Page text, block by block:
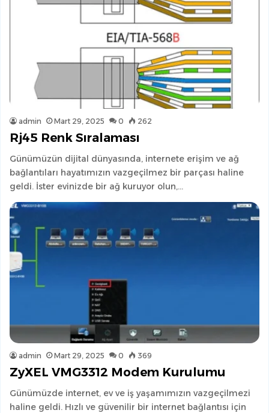
admin Mart 29, 2025 0 262
Rj45 Renk Sıralaması
Günümüzün dijital dünyasında, internete erişim ve ağ
bağlantıları hayatımızın vazgeçilmez bir parçası haline
geldi. İster evinizde bir ağ kuruyor olun,…
admin Mart 29, 2025 0 369
ZyXEL VMG3312 Modem Kurulumu
Günümüzde internet, ev ve iş yaşamımızın vazgeçilmezi
haline geldi. Hızlı ve güvenilir bir internet bağlantısı için